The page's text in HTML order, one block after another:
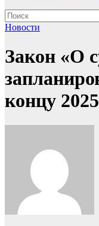
Новости
Закон «О
концу